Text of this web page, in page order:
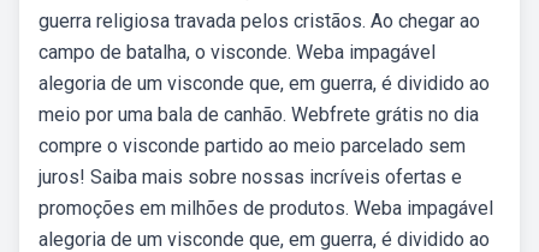
guerra religiosa travada pelos cristãos. Ao chegar ao
campo de batalha, o visconde. Weba impagável
alegoria de um visconde que, em guerra, é dividido ao
meio por uma bala de canhão. Webfrete grátis no dia
compre o visconde partido ao meio parcelado sem
juros! Saiba mais sobre nossas incríveis ofertas e
promoções em milhões de produtos. Weba impagável
alegoria de um visconde que, em guerra, é dividido ao